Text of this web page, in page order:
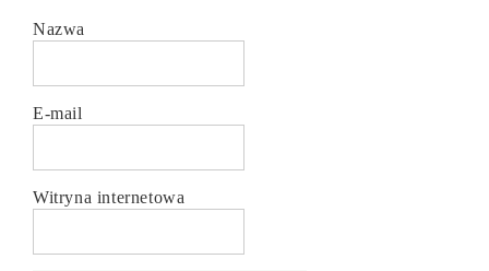
Nazwa
E-mail
Witryna internetowa